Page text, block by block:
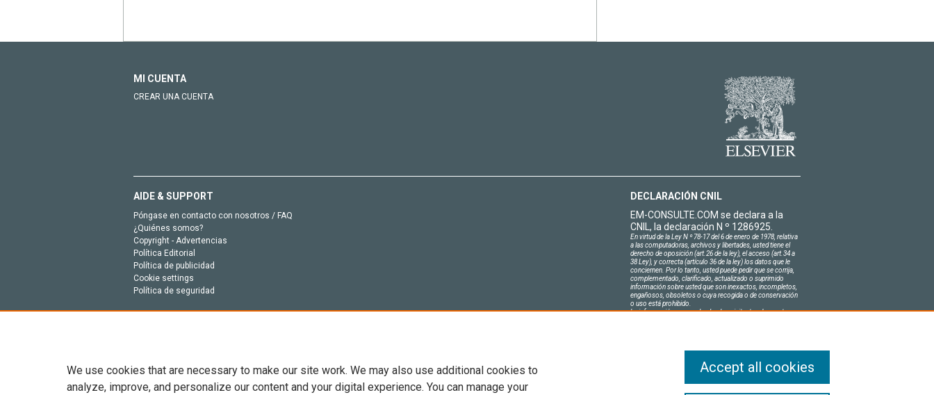
MI CUENTA
CREAR UNA CUENTA
AIDE & SUPPORT
Póngase en contacto con nosotros / FAQ
¿Quiénes somos?
Copyright - Advertencias
Política Editorial
Política de publicidad
Cookie settings
Política de seguridad
DECLARACIÓN CNIL
EM-CONSULTE.COM se declara a la
CNIL, la declaración N º 1286925.
En virtud de la Ley N º 78-17 del 6 de enero de 1978, relativa
a las computadoras, archivos y libertades, usted tiene el
derecho de oposición (art.26 de la ley), el acceso (art.34 a
38 Ley), y correcta (artículo 36 de la ley) los datos que le
conciernen. Por lo tanto, usted puede pedir que se corrija,
complementado, clarificado, actualizado o suprimido
información sobre usted que son inexactos, incompletos,
engañosos, obsoletos o cuya recogida o de conservación
o uso está prohibido.
La información personal sobre los visitantes de nuestro
We use cookies that are necessary to make our site work. We may also use additional cookies to
analyze, improve, and personalize our content and your digital experience. You can manage your
Accept all cookies